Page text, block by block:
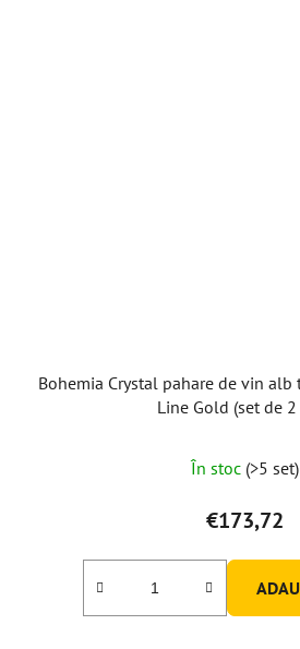
Bohemia Crystal pahare de vin
Line Gold (set de
În stoc (>5 set)
€173,72